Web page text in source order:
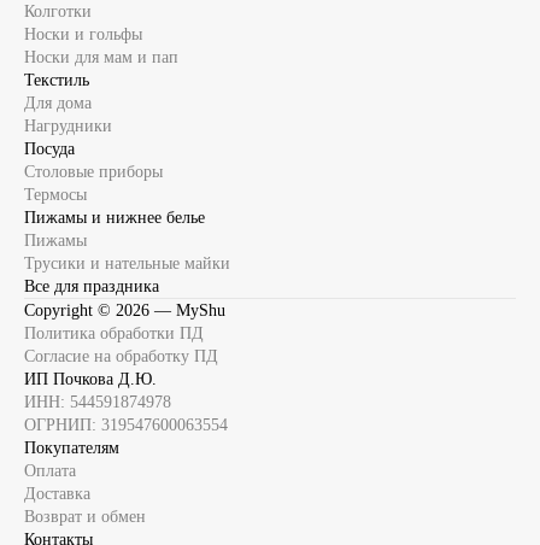
Колготки
Носки и гольфы
Носки для мам и пап
Текстиль
Для дома
Нагрудники
Посуда
Столовые приборы
Термосы
Пижамы и нижнее белье
Пижамы
Трусики и нательные майки
Все для праздника
Copyright © 2026 — MyShu
Политика обработки ПД
Согласие на обработку ПД
ИП Почкова Д.Ю.
ИНН: 544591874978
ОГРНИП: 319547600063554
Покупателям
Оплата
Доставка
Возврат и обмен
Контакты